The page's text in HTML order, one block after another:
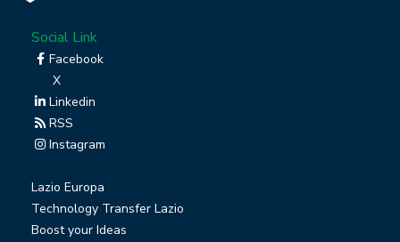
Social Link
Facebook
X
Linkedin
RSS
Instagram
Lazio Europa
Technology Transfer Lazio
Boost your Ideas